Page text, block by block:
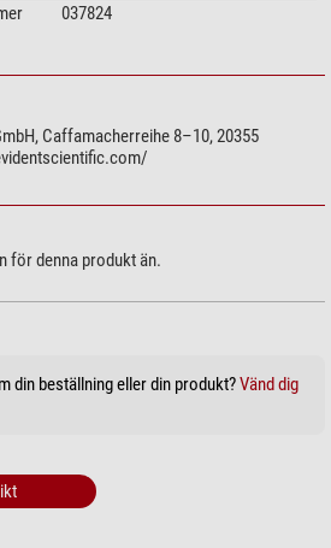
037824
Caffamacherreihe 8–10, 20355
för denna produkt än.
din beställning eller din produkt?Vänd dig